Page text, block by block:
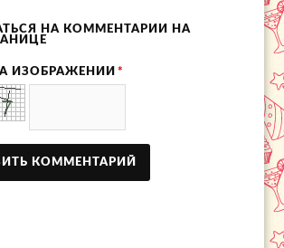
НА КОММЕНТАРИИ НА
ИЗОБРАЖЕНИИ *